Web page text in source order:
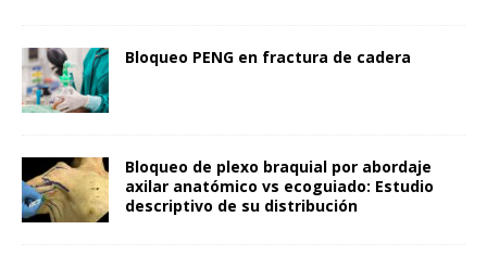
Bloqueo PENG en fractura de cadera
Bloqueo de plexo braquial por abordaje
axilar anatómico vs ecoguiado: Estudio
descriptivo de su distribución